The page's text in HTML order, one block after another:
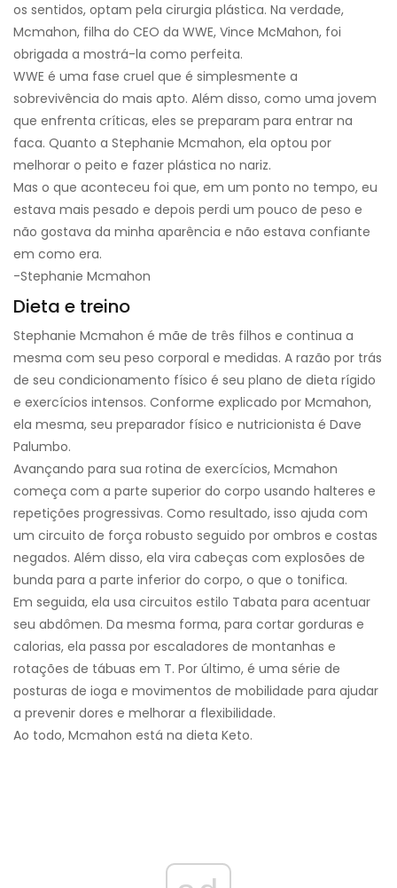
os sentidos, optam pela cirurgia plástica. Na verdade,
Mcmahon, filha do CEO da WWE, Vince McMahon, foi
obrigada a mostrá-la como perfeita.
WWE é uma fase cruel que é simplesmente a
sobrevivência do mais apto. Além disso, como uma jovem
que enfrenta críticas, eles se preparam para entrar na
faca. Quanto a Stephanie Mcmahon, ela optou por
melhorar o peito e fazer plástica no nariz.
Mas o que aconteceu foi que, em um ponto no tempo, eu
estava mais pesado e depois perdi um pouco de peso e
não gostava da minha aparência e não estava confiante
em como era.
-Stephanie Mcmahon
Dieta e treino
Stephanie Mcmahon é mãe de três filhos e continua a
mesma com seu peso corporal e medidas. A razão por trás
de seu condicionamento físico é seu plano de dieta rígido
e exercícios intensos. Conforme explicado por Mcmahon,
ela mesma, seu preparador físico e nutricionista é Dave
Palumbo.
Avançando para sua rotina de exercícios, Mcmahon
começa com a parte superior do corpo usando halteres e
repetições progressivas. Como resultado, isso ajuda com
um circuito de força robusto seguido por ombros e costas
negados. Além disso, ela vira cabeças com explosões de
bunda para a parte inferior do corpo, o que o tonifica.
Em seguida, ela usa circuitos estilo Tabata para acentuar
seu abdômen. Da mesma forma, para cortar gorduras e
calorias, ela passa por escaladores de montanhas e
rotações de tábuas em T. Por último, é uma série de
posturas de ioga e movimentos de mobilidade para ajudar
a prevenir dores e melhorar a flexibilidade.
Ao todo, Mcmahon está na dieta Keto.